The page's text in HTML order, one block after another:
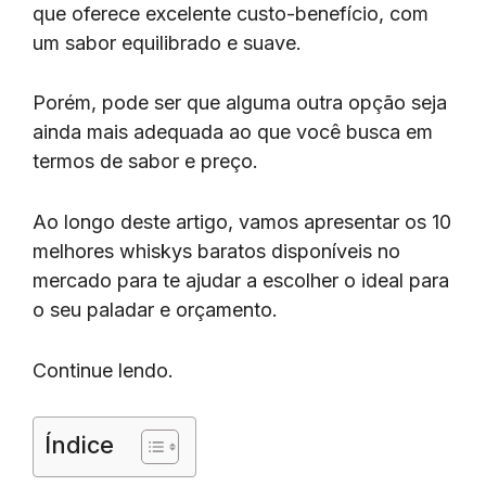
que oferece excelente custo-benefício, com
um sabor equilibrado e suave.
Porém, pode ser que alguma outra opção seja
ainda mais adequada ao que você busca em
termos de sabor e preço.
Ao longo deste artigo, vamos apresentar os 10
melhores whiskys baratos disponíveis no
mercado para te ajudar a escolher o ideal para
o seu paladar e orçamento.
Continue lendo.
Índice